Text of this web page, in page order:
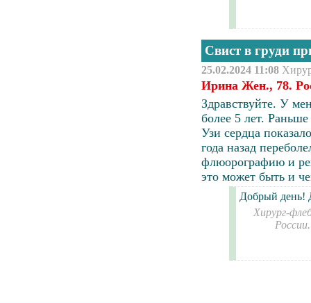
Свист в груди
25.02.2024 11:08
Ирина Жен., 78.
Здравствуйте. У
более 5 лет.
Узи сердца
года назад
флюорографию и
это может быть и
Добрый день!
Хирург-